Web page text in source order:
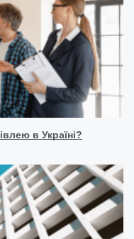
в Україні?